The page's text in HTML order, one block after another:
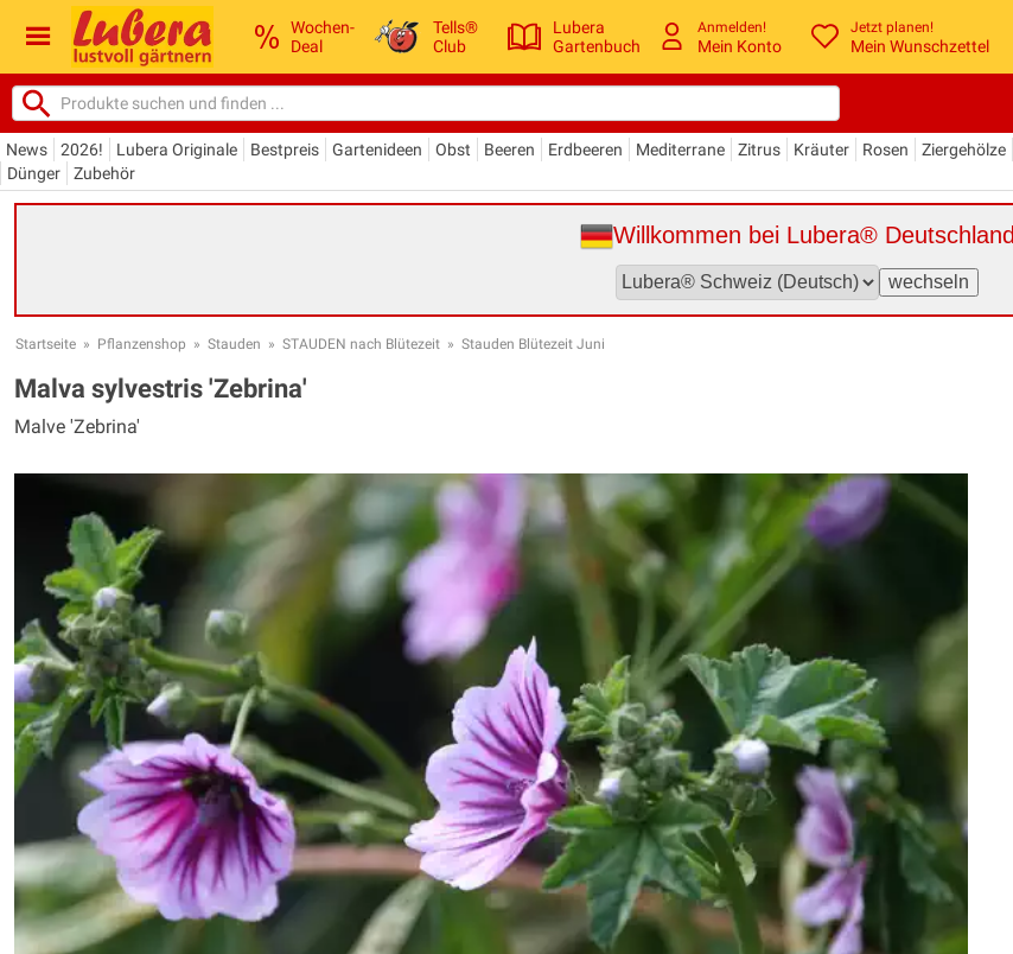
Wochen-
Deal
Tells®
Club
Lubera
Gartenbuch
Anmelden!
Mein Konto
Jetzt planen!
Mein Wunschzettel
News 2026! Lubera Originale Bestpreis Gartenideen Obst Beeren Erdbeeren Mediterrane Zitrus Kräuter Rosen Ziergehölze
Dünger
Zubehör
Willkommen bei Lubera® Deutschland
Startseite » Pflanzenshop » Stauden » STAUDEN nach Blütezeit » Stauden Blütezeit Juni
Malva sylvestris 'Zebrina'
Malve 'Zebrina'